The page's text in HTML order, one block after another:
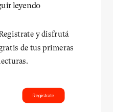
leyendo
y disfrutá
de tus primeras
Registrate